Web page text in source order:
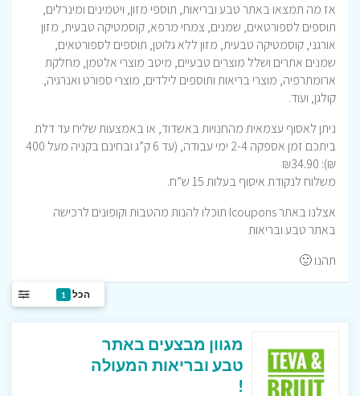
אז מה תמצאו באתר טבע ובריאות, תוספי מזון, ויטמינים ומינרלים,
תוספים לספורטאים, שמנים, צמחי מרפא, קוסמטיקה טבעית, מזון
אורגני, קוסמטיקה טבעית, מזון ללא גלוטן, תוספים לספורטאים,
שמנים אתרים ושלל מוצרים טבעיים, מיטב מוצרי אלטמן, מחלקת
ארומתרפיה, מוצרי בריאות ותוספים לילדים, מוצרי ספורט ואנרגיה,
קולגן, ועוד.
ניתן לאסוף עצמאית מהחנויות באשדוד, או באמצעות שליח עד דלת
ביתכם זמן אספקה 2-4 ימי עבודה, (עד 6 ק”ג ובחינם בקניה מעל 400
₪): ₪34.90
משלוח לנקודת איסוף בעלות 15 ש”ח.
אצלנו באתר Icoupons תוכלו להנות מהטבות וקופונים לרכישה
באתר טבע ובריאות
תהנו 🙂
הכל 1
מגוון מבצעים באתר
טבע ובריאות המעולה
!